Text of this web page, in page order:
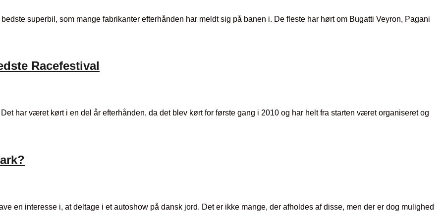
superbil, som mange fabrikanter efterhånden har meldt sig på banen i. De fleste har hørt om Bugatti Veyron, Pagani
Racefestival
har været kørt i en del år efterhånden, da det blev kørt for første gang i 2010 og har helt fra starten været organiseret og
en interesse i, at deltage i et autoshow på dansk jord. Det er ikke mange, der afholdes af disse, men der er dog mulighed